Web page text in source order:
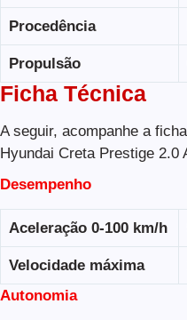
Procedência
Propulsão
Ficha Técnica
A seguir, acompanhe a
Hyundai Creta Prestige 2.0
Desempenho
Aceleração 0-100 km/h
Velocidade máxima
Autonomia